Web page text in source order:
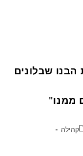
הבנו שבלונים
ממנו"
קהילה